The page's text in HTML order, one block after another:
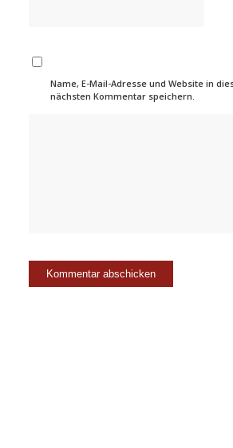
Name, E-Mail-Adresse und Website in
nächsten Kommentar speichern.